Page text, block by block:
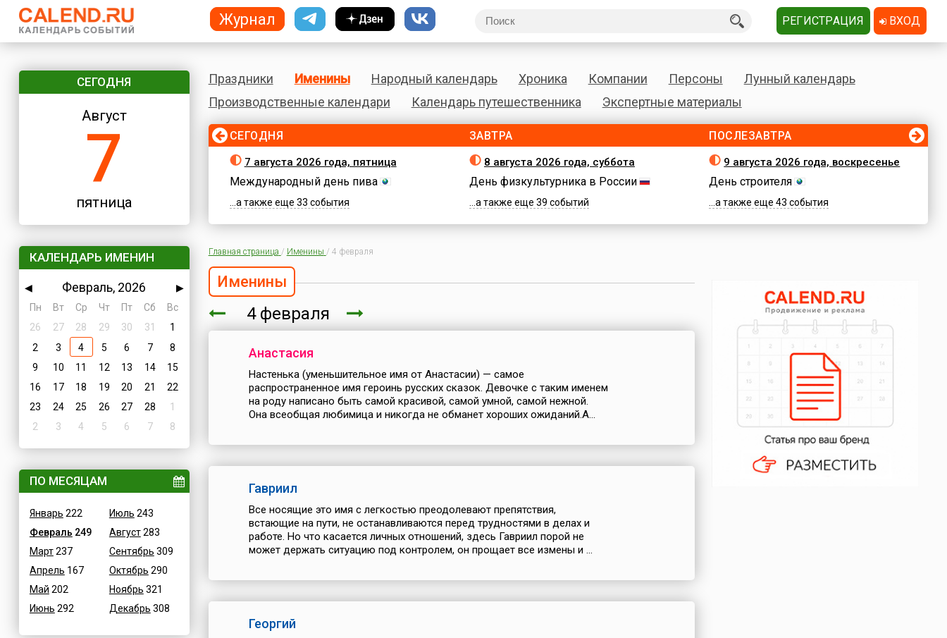
СЕГОДНЯ
Август
7
пятница
КАЛЕНДАРЬ ИМЕНИН
◀ Февраль, 2026
▶
Пн
Вт Ср Чт Пт Сб
Вс
26
27 28 29 30 31
1
2
3 4 5 6 7
8
9
10 11 12 13 14
15
16
17 18 19 20 21
22
23
24 25 26 27 28
1
2
3 4 5 6 7 8
ПО МЕСЯЦАМ
Январь 222
Февраль 249
Март237
Апрель 167
Май 202
Июнь 292
Июль 243
Август283
Сентябрь 309
Октябрь 290
Ноябрь 321
Декабрь 308
Праздники Именины Народный календарь Хроника Компании Персоны
Лунный календарь
Производственные календари
Календарь путешественника Экспертные материалы
СЕГОДНЯ
7 августа 2026 года, пятница
Международный день пива
...а также еще 33 события
ЗАВТРА
8 августа 2026 года, суббота
День физкультурника в России
...а также еще 39 событий
ПОСЛЕЗАВТРА
9 августа 2026 года, воскресенье
День строителя
...а также еще 43 события
Главная страница / Именины / 4 февраля
Именины
4 февраля
Анастасия
Настенька (уменьшительное имя от Анастасии) — самое
распространенное имя героинь русских сказок. Девочке с таким именем
на роду написано быть самой красивой, самой умной, самой нежной.
Она всеобщая любимица и никогда не обманет хороших ожиданий.А...
Гавриил
Все носящие это имя с легкостью преодолевают препятствия,
встающие на пути, не останавливаются перед трудностями в делах и
работе. Но что касается личных отношений, здесь Гавриил порой не
может держать ситуацию под контролем, он прощает все измены и ...
Георгий
Журнал РЕГИСТРАЦИЯ ВХОД